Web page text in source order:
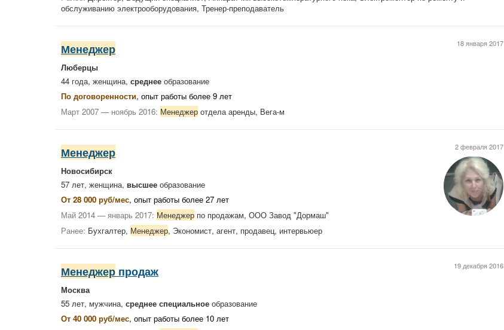
обслуживанию электрооборудования, Тренер-преподаватель
18 января 2017
Менеджер
Люберцы
44 года, женщина, среднее образование
По договоренности, опыт работы более 9 лет
Март 2007 — ноябрь 2016: Менеджер отдела аренды, Вега-м
2 февраля 2017
Менеджер
Новосибирск
57 лет, женщина, высшее образование
От 28 000 руб/мес, опыт работы более 27 лет
Май 2014 — январь 2017: Менеджер по продажам, ООО Завод "Дормаш"
Ранее: Бухгалтер, Менеджер, Экономист, агент, продавец, интервьюер
19 декабря 2016
Менеджер продаж
Москва
55 лет, мужчина, среднее специальное образование
От 40 000 руб/мес, опыт работы более 10 лет